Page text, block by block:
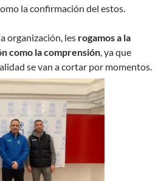
la confirmación del estos.
organización, les rogamos a la
como la comprensión, ya que
se van a cortar por momentos.